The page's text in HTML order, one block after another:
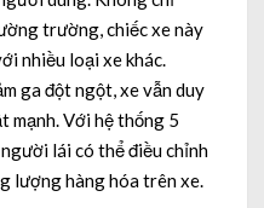
trường, chiếc xe này
nhiều loại xe khác.
ga đột ngột, xe vẫn duy
mạnh. Với hệ thống 5
lái có thể điều chỉnh
lượng hàng hóa trên xe.